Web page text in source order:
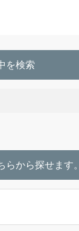
を検索
らから探せます。